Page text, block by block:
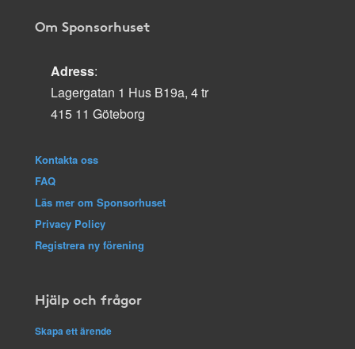
Om Sponsorhuset
Adress:
Lagergatan 1 Hus B19a, 4 tr
415 11 Göteborg
Kontakta oss
FAQ
Läs mer om Sponsorhuset
Privacy Policy
Registrera ny förening
Hjälp och frågor
Skapa ett ärende